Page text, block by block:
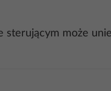
może